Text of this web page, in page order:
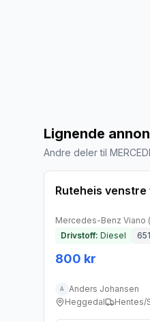
Lignende
Andre deler til
Ruteheis
Mercedes-Benz Viano (
Drivstoff: Diesel
800 kr
A
Anders Johansen
Heggedal
Hentes/